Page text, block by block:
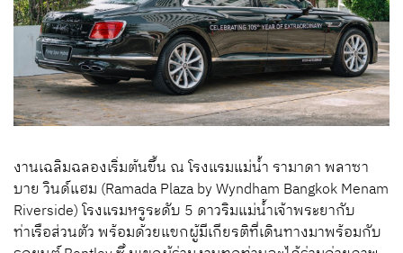
งานเฉลิมฉลองเริ่มต้นขึ้น ณ โรงแรมแม่น้ำ รามาดา พลาซา
บาย วินด์แฮม (Ramada Plaza by Wyndham Bangkok Menam
Riverside) โรงแรมหรูระดับ 5 ดาวริมแม่น้ำเจ้าพระยากับ
ท่าเรือส่วนตัว พร้อมด้วยแขกผู้มีเกียรติที่เดินทางมาพร้อมกับ